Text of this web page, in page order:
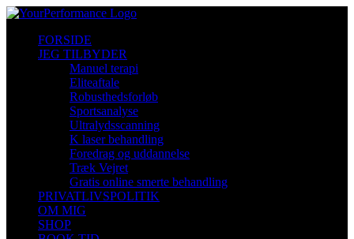
Skip
contentFORSIDE
JEG TILBYDER
Manuel terapi
Eliteaftale
Robusthedsforløb
Sportsanalyse
Ultralydsscanning
K laser behandling
Foredrag og uddannelse
Træk Vejret
Gratis online smerte behandling
PRIVATLIVSPOLITIK
OM MIG
SHOP